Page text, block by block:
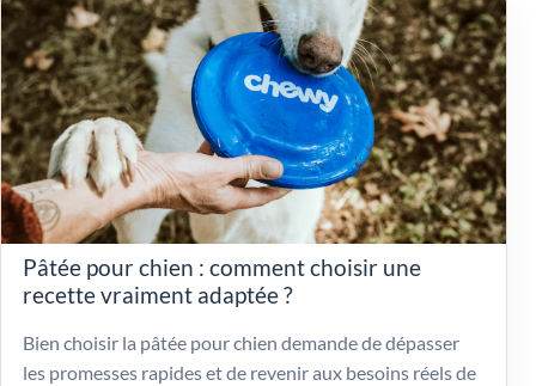
Pâtée pour chien : comment choisir une
recette vraiment adaptée ?
Bien choisir la pâtée pour chien demande de dépasser
les promesses rapides et de revenir aux besoins réels de